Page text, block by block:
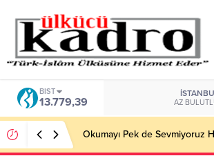
BIST
13.779,39 AZ
Okumayı Pek de Sevmiyoruz